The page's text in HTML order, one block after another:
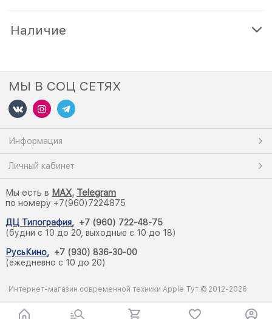
Наличие
МЫ В СОЦ СЕТЯХ
Информация
Личный кабинет
Мы есть в MAX, Telegram
по номеру +7(960)7224875
ДЦ Типография, +7 (960) 722-48-75
(будни с 10 до 20, выходные с 10 до 18)
РусьКино, +7 (930) 836-30-00
(ежедневно с 10 до 20)
Интернет-магазин современной техники Apple Тут © 2012-2026